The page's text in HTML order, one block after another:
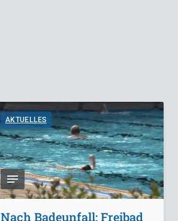
AKTUELLES
Nach Badeunfall: Freibad